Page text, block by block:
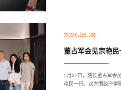
2026.05.28
董占军会见宗艳民
5月27日，院长董占军会
艳民一行。双方围绕产学